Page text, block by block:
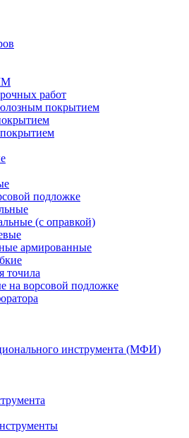
работ
покрытием
подложке
(с оправкой)
армированные
точила
на ворсовой подложке
инструмента (МФИ)